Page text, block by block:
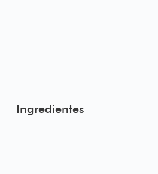
Ingredientes